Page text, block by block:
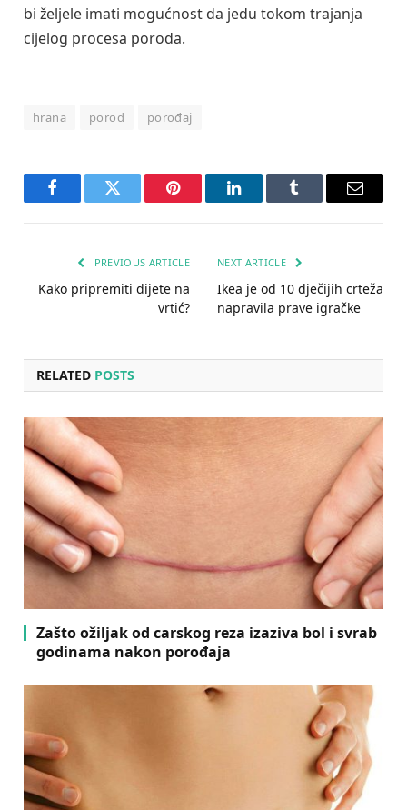
bi željele imati mogućnost da jedu tokom trajanja
cijelog procesa poroda.
hrana porod porođaj
FacebookTwitter Pinterest LinkedInTumblr Email
PREVIOUS ARTICLE
Kako pripremiti dijete na
vrtić?
NEXT ARTICLE
Ikea je od 10 dječijih crteža
napravila prave igračke
RELATED POSTS
Zašto ožiljak od carskog reza izaziva bol i svrab
godinama nakon porođaja